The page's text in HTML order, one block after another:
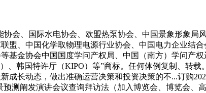
会、国际水电协会、欧盟热泵协会、中国景象形象局
盟、中国化学取物理电源行业协会、中国电力企业
基金协会中国国度学问产权局、中国（南方）学问产
、韩国特许厅（KIPO）等”商标。任何体例复制、转
成长动态，做出准确运营决策和投资决策的不...订购
测阐发演讲会议查询拜访法（加入博览会、博览会